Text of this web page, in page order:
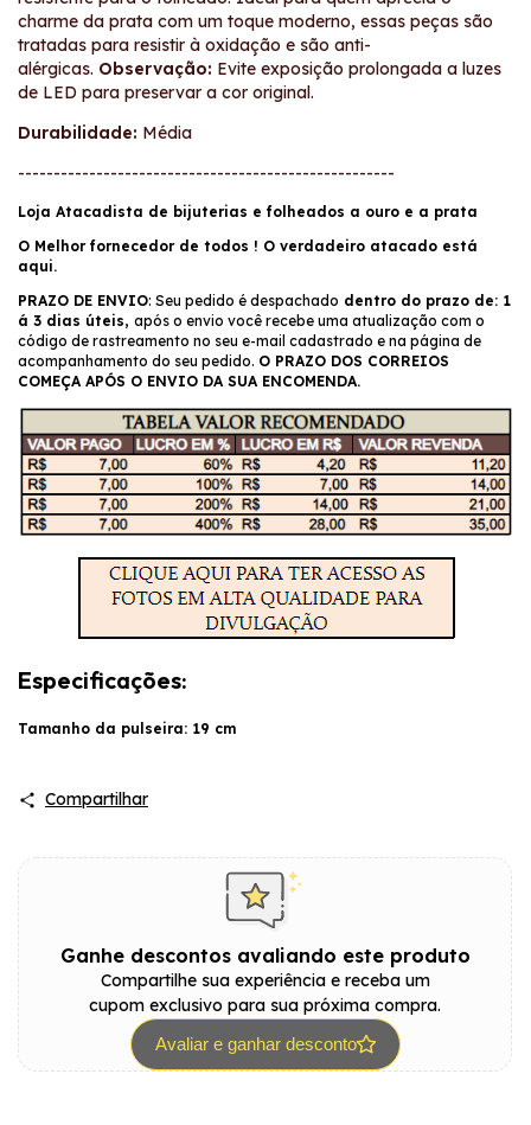
charme da prata com um toque moderno, essas peças são
tratadas para resistir à oxidação e são anti-
alérgicas. Observação: Evite exposição prolongada a luzes
de LED para preservar a cor original.
Durabilidade: Média
-----------------------------------------------------
Loja Atacadista de bijuterias e folheados a ouro e a prata
O Melhor fornecedor de todos ! O verdadeiro atacado está
aqui.
PRAZO DE ENVIO: Seu pedido é despachado dentro do prazo de: 1
á 3 dias úteis, após o envio você recebe uma atualização com o
código de rastreamento no seu e-mail cadastrado e na página de
acompanhamento do seu pedido. O PRAZO DOS CORREIOS
COMEÇA APÓS O ENVIO DA SUA ENCOMENDA.
Especificações:
Tamanho da pulseira: 19 cm
Compartilhar
Ganhe descontos avaliando este produto
Compartilhe sua experiência e receba um
cupom exclusivo para sua próxima compra.
Avaliar e ganhar desconto